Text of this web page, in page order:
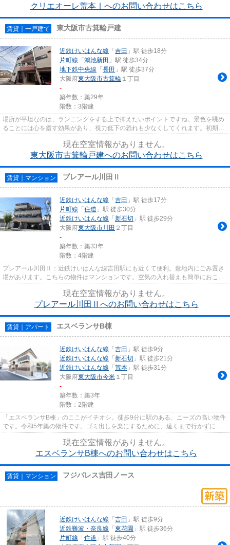
クリエオーレ荒本Ⅰへのお問い合わせはこちら
賃貸｜一戸建て 東大阪市古箕輪戸建
近鉄けいはんな線 「吉田 」駅 徒歩18分
片町線 「鴻池新田 」駅 徒歩34分
地下鉄中央線 「長田 」駅 徒歩37分
大阪府東大阪市古箕輪 １丁目
-
築年数：築29年
階数：3階建
場所が平坦なのは、ランニングをする上で抑えたいポイントですね。景色を眺め
ることには心を癒す効果があり、視力低下の恐れも少なくしてくれます。初期費
用をカードでお支払いいただ...
現在空室情報がありません。
東大阪市古箕輪戸建へのお問い合わせはこちら
賃貸｜マンション プレアール川田Ⅱ
近鉄けいはんな線 「吉田 」駅 徒歩17分
片町線 「住道 」駅 徒歩30分
近鉄けいはんな線 「新石切 」駅 徒歩29分
大阪府東大阪市川田 ２丁目
-
築年数：築33年
階数：4階建
プレアール川田Ⅱ：近鉄けいはんな線吉田駅にも近くて便利。敷地内にごみ置き
場があります。こちらの物件はマンションです。空気の入れ替えも簡単におこな
える通風良好の物件です。東大...
現在空室情報がありません。
プレアール川田Ⅱへのお問い合わせはこちら
賃貸｜アパート エスベランサB棟
近鉄けいはんな線 「吉田 」駅 徒歩9分
近鉄けいはんな線 「新石切 」駅 徒歩21分
近鉄けいはんな線 「荒本 」駅 徒歩31分
大阪府東大阪市今米 １丁目
-
築年数：築3年
階数：2階建
「エスベランサB棟」のここがイチオシ。徒歩9分に駅のある、ニーズの高い物件
です。令和5年築の物件です。ゴミ出しを楽にするために、遠くまで行かずに済
むゴミ置き場を共用部に付けて...
現在空室情報がありません。
エスベランサB棟へのお問い合わせはこちら
賃貸｜マンション フジパレス吉田ノース
近鉄けいはんな線 「吉田 」駅 徒歩9分
近鉄難波・奈良線 「東花園 」駅 徒歩36分
片町線 「住道 」駅 徒歩40分